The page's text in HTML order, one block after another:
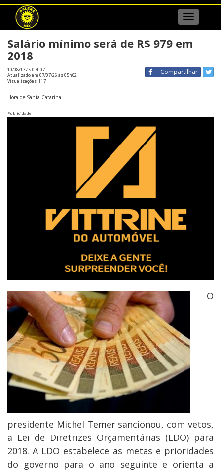
Menu
Salário mínimo será de R$ 979 em
2018
Compartilhar
10/08/17 às 07h07
Atualizado em 07/07/26 às 05h02
Visualizações:117
Hora de Santa Catarina
Publicidade
O
presidente Michel Temer sancionou, com vetos,
a Lei de Diretrizes Orçamentárias (LDO) para
2018. A LDO estabelece as metas e prioridades
do governo para o ano seguinte e orienta a